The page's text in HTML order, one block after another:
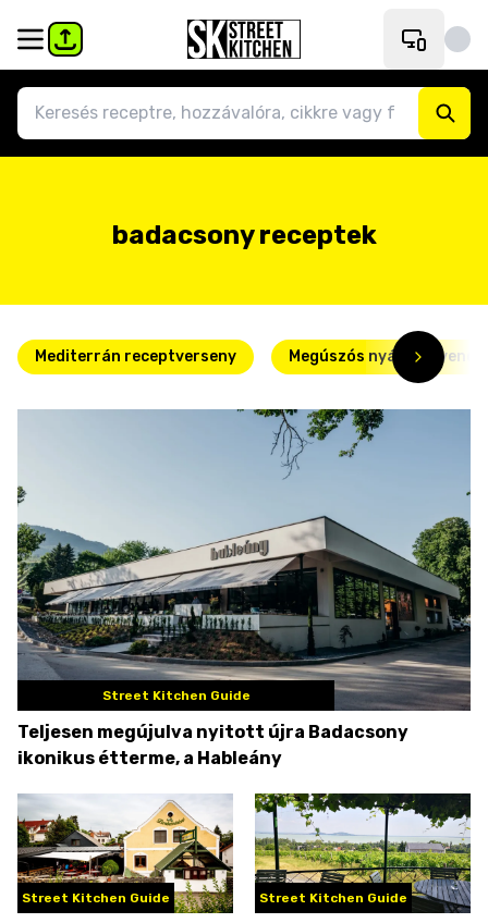
badacsony receptek
Mediterrán receptverseny Megúszós nyári
Street Kitchen Guide
Teljesen megújulva nyitott újra Badacsony
ikonikus étterme, a Hableány
Street Kitchen Guide Street Kitchen Guide